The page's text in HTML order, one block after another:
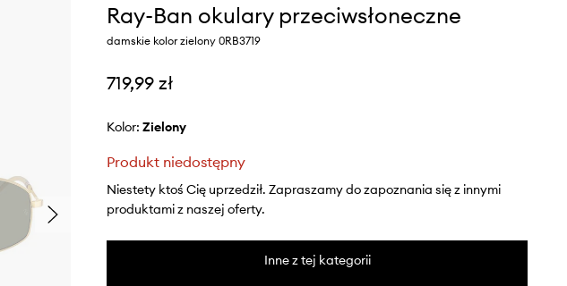
Ray-Ban okulary przeciwsłoneczne
damskie kolor zielony 0RB3719
719,99 zł
Kolor: zielony
Produkt niedostępny
Niestety ktoś Cię uprzedził. Zapraszamy do zapoznania się z innymi
produktami z naszej oferty.
Inne z tej kategorii